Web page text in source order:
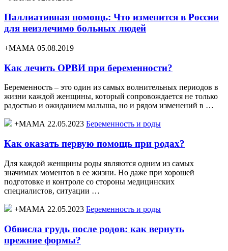
Паллиативная помощь: Что изменится в России
для неизлечимо больных людей
+МАМА 05.08.2019
Как лечить ОРВИ при беременности?
Беременность – это один из самых волнительных периодов в
жизни каждой женщины, который сопровождается не только
радостью и ожиданием малыша, но и рядом изменений в …
+МАМА 22.05.2023 Беременность и роды
Как оказать первую помощь при родах?
Для каждой женщины роды являются одним из самых
значимых моментов в ее жизни. Но даже при хорошей
подготовке и контроле со стороны медицинских
специалистов, ситуации …
+МАМА 22.05.2023 Беременность и роды
Обвисла грудь после родов: как вернуть
прежние формы?